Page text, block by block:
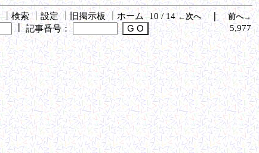
┃検索 ┃設定┃旧掲示板 ┃ ホーム 10 / 14 ←次へ｜前へ→
┃ 記事番号： 5,977